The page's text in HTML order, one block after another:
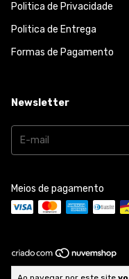
Politica de Privacidade
Politica de Entrega
Formas de Pagamento
Newsletter
Meios de pagamento
Copyright Diva e cia -